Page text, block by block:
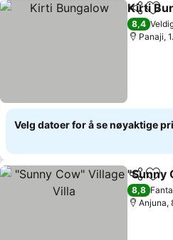
Del
Kirti
8,4
Panaji,
Velg datoer for å se nøyaktige
Del
"Sunny
8,8
Anjuna,